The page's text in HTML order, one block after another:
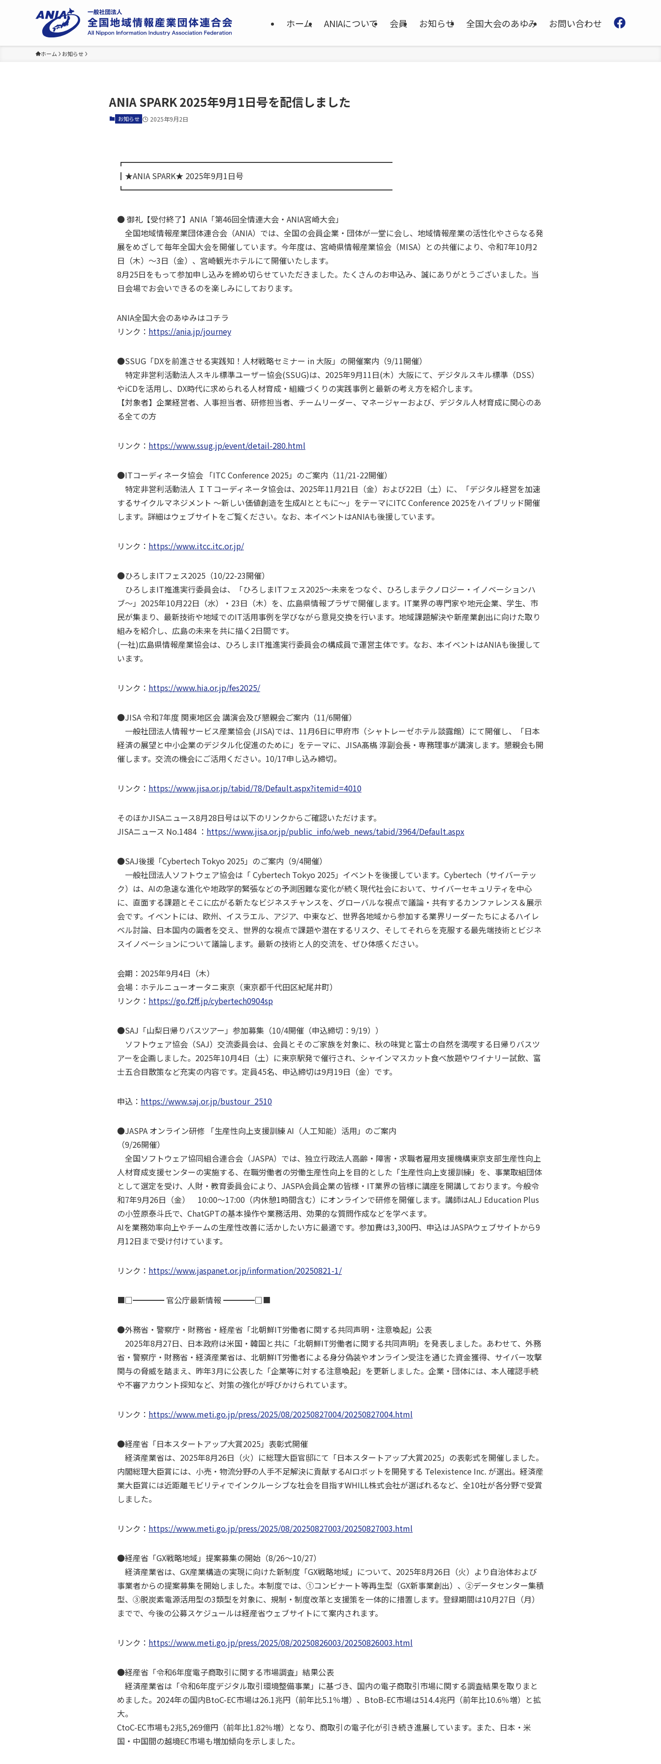
ホーム ANIAについて 会員 お知らせ 全国大会のあゆみ お問い合わせ
ホーム お知らせ
ANIA SPARK 2025年9月1日号を配信しました
お知らせ 2025年9月2日
┏━━━━━━━━━━━━━━━━━━━━━━━━━━━━━━━━━━
┃★ANIA SPARK★ 2025年9月1日号
┗━━━━━━━━━━━━━━━━━━━━━━━━━━━━━━━━━━
● 御礼【受付終了】ANIA「第46回全情連大会・ANIA宮崎大会」
全国地域情報産業団体連合会（ANIA）では、全国の会員企業・団体が一堂に会し、地域情報産業の活性化やさらなる発
展をめざして毎年全国大会を開催しています。今年度は、宮崎県情報産業協会（MISA）との共催により、令和7年10月2
日（木）～3日（金）、宮崎観光ホテルにて開催いたします。
8月25日をもって参加申し込みを締め切らせていただきました。たくさんのお申込み、誠にありがとうございました。当
日会場でお会いできるのを楽しみにしております。
ANIA全国大会のあゆみはコチラ
リンク： https://ania.jp/journey
●SSUG「DXを前進させる実践知！人材戦略セミナー in 大阪」の開催案内（9/11開催）
特定非営利活動法人スキル標準ユーザー協会(SSUG)は、2025年9月11日(木）大阪にて、デジタルスキル標準（DSS）
やiCDを活用し、DX時代に求められる人材育成・組織づくりの実践事例と最新の考え方を紹介します。
【対象者】企業経営者、人事担当者、研修担当者、チームリーダー、マネージャーおよび、デジタル人材育成に関心のあ
る全ての方
リンク： https://www.ssug.jp/event/detail-280.html
●ITコーディネータ協会 「ITC Conference 2025」のご案内（11/21-22開催）
特定非営利活動法人 ＩＴコーディネータ協会は、2025年11月21日（金）および22日（土）に、「デジタル経営を加速
するサイクルマネジメント ～新しい価値創造を生成AIとともに～」をテーマにITC Conference 2025をハイブリッド開催
します。詳細はウェブサイトをご覧ください。なお、本イベントはANIAも後援しています。
リンク： https://www.itcc.itc.or.jp/
●ひろしまITフェス2025（10/22-23開催）
ひろしまIT推進実行委員会は、「ひろしまITフェス2025〜未来をつなぐ、ひろしまテクノロジー・イノベーションハ
ブ〜」2025年10月22日（水）・23日（木）を、広島県情報プラザで開催します。IT業界の専門家や地元企業、学生、市
民が集まり、最新技術や地域でのIT活用事例を学びながら意見交換を行います。地域課題解決や新産業創出に向けた取り
組みを紹介し、広島の未来を共に描く2日間です。
(一社)広島県情報産業協会は、ひろしまIT推進実行委員会の構成員で運営主体です。なお、本イベントはANIAも後援して
います。
リンク： https://www.hia.or.jp/fes2025/
●JISA 令和7年度 関東地区会 講演会及び懇親会ご案内（11/6開催）
一般社団法人情報サービス産業協会 (JISA)では、11月6日に甲府市（シャトレーゼホテル談露館）にて開催し、「日本
経済の展望と中小企業のデジタル化促進のために」をテーマに、JISA髙𣘺 淳副会長・専務理事が講演します。懇親会も開
催します。交流の機会にご活用ください。10/17申し込み締切。
リンク： https://www.jisa.or.jp/tabid/78/Default.aspx?itemid=4010
そのほかJISAニュース8月28日号は以下のリンクからご確認いただけます。
JISAニュース No.1484 ： https://www.jisa.or.jp/public_info/web_news/tabid/3964/Default.aspx
●SAJ後援「Cybertech Tokyo 2025」のご案内（9/4開催）
一般社団法人ソフトウェア協会は「 Cybertech Tokyo 2025」イベントを後援しています。Cybertech（サイバーテッ
ク）は、AIの急速な進化や地政学的緊張などの予測困難な変化が続く現代社会において、サイバーセキュリティを中心
に、直面する課題とそこに広がる新たなビジネスチャンスを、グローバルな視点で議論・共有するカンファレンス＆展示
会です。イベントには、欧州、イスラエル、アジア、中東など、世界各地域から参加する業界リーダーたちによるハイレ
ベル討論、日本国内の識者を交え、世界的な視点で課題や潜在するリスク、そしてそれらを克服する最先端技術とビジネ
スイノベーションについて議論します。最新の技術と人的交流を、ぜひ体感ください。
会期：2025年9月4日（木）
会場：ホテルニューオータニ東京（東京都千代田区紀尾井町）
リンク： https://go.f2ff.jp/cybertech0904sp
●SAJ「山梨日帰りバスツアー」参加募集（10/4開催（申込締切：9/19））
ソフトウェア協会（SAJ）交流委員会は、会員とそのご家族を対象に、秋の味覚と富士の自然を満喫する日帰りバスツ
アーを企画しました。2025年10月4日（土）に東京駅発で催行され、シャインマスカット食べ放題やワイナリー試飲、富
士五合目散策など充実の内容です。定員45名、申込締切は9月19日（金）です。
申込： https://www.saj.or.jp/bustour_2510
●JASPA オンライン研修 「生産性向上支援訓練 AI（人工知能）活用」のご案内
（9/26開催）
全国ソフトウェア協同組合連合会（JASPA）では、独立行政法人高齢・障害・求職者雇用支援機構東京支部生産性向上
人材育成支援センターの実施する、在職労働者の労働生産性向上を目的とした「生産性向上支援訓練」を、事業取組団体
として選定を受け、人財・教育委員会により、JASPA会員企業の皆様・IT業界の皆様に講座を開講しております。今般令
和7年9月26日（金） 10:00～17:00（内休憩1時間含む）にオンラインで研修を開催します。講師はALJ Education Plus
の小笠原泰斗氏で、ChatGPTの基本操作や業務活用、効果的な質問作成などを学べます。
AIを業務効率向上やチームの生産性改善に活かしたい方に最適です。参加費は3,300円、申込はJASPAウェブサイトから9
月12日まで受け付けています。
リンク： https://www.jaspanet.or.jp/information/20250821-1/
■□━━━━ 官公庁最新情報 ━━━━□■
●外務省・警察庁・財務省・経産省「北朝鮮IT労働者に関する共同声明・注意喚起」公表
2025年8月27日、日本政府は米国・韓国と共に「北朝鮮IT労働者に関する共同声明」を発表しました。あわせて、外務
省・警察庁・財務省・経済産業省は、北朝鮮IT労働者による身分偽装やオンライン受注を通じた資金獲得、サイバー攻撃
関与の脅威を踏まえ、昨年3月に公表した「企業等に対する注意喚起」を更新しました。企業・団体には、本人確認手続
や不審アカウント探知など、対策の強化が呼びかけられています。
リンク： https://www.meti.go.jp/press/2025/08/20250827004/20250827004.html
●経産省「日本スタートアップ大賞2025」表彰式開催
経済産業省は、2025年8月26日（火）に総理大臣官邸にて「日本スタートアップ大賞2025」の表彰式を開催しました。
内閣総理大臣賞には、小売・物流分野の人手不足解決に貢献するAIロボットを開発する Telexistence Inc. が選出。経済産
業大臣賞には近距離モビリティでインクルーシブな社会を目指すWHILL株式会社が選ばれるなど、全10社が各分野で受賞
しました。
リンク： https://www.meti.go.jp/press/2025/08/20250827003/20250827003.html
●経産省「GX戦略地域」提案募集の開始（8/26～10/27）
経済産業省は、GX産業構造の実現に向けた新制度「GX戦略地域」について、2025年8月26日（火）より自治体および
事業者からの提案募集を開始しました。本制度では、①コンビナート等再生型（GX新事業創出）、②データセンター集積
型、③脱炭素電源活用型の3類型を対象に、規制・制度改革と支援策を一体的に措置します。登録期間は10月27日（月）
までで、今後の公募スケジュールは経産省ウェブサイトにて案内されます。
リンク： https://www.meti.go.jp/press/2025/08/20250826003/20250826003.html
●経産省「令和6年度電子商取引に関する市場調査」結果公表
経済産業省は「令和6年度デジタル取引環境整備事業」に基づき、国内の電子商取引市場に関する調査結果を取りまと
めました。2024年の国内BtoC-EC市場は26.1兆円（前年比5.1％増）、BtoB-EC市場は514.4兆円（前年比10.6％増）と拡
大。
CtoC-EC市場も2兆5,269億円（前年比1.82％増）となり、商取引の電子化が引き続き進展しています。また、日本・米
国・中国間の越境EC市場も増加傾向を示しました。